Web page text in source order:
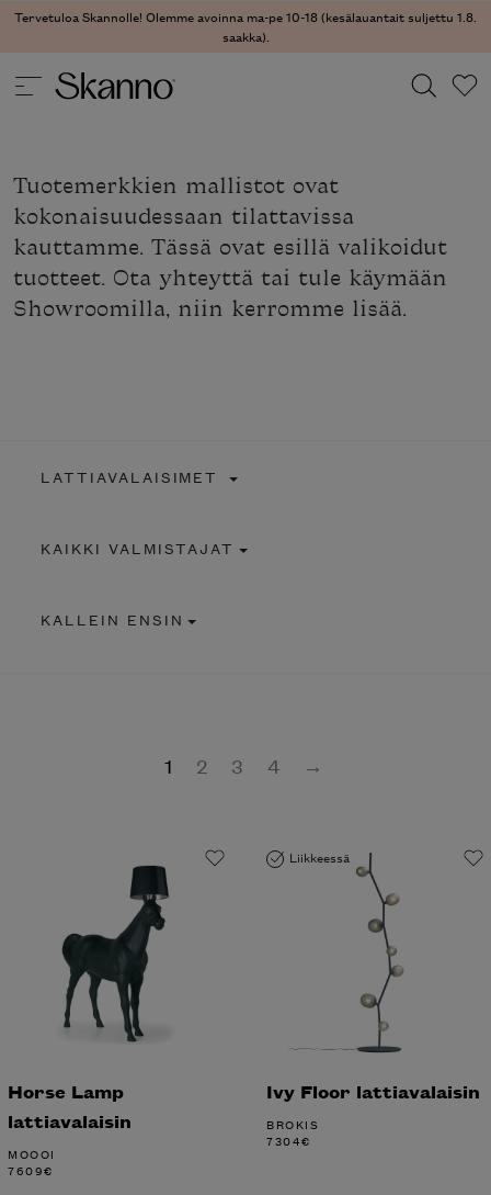
Tervetuloa Skannolle! Olemme avoinna ma-pe 10-18 (kesälauantait suljettu 1.8.
saakka).
Type 2 or more characters for results.
Tuotemerkkien mallistot ovat
kokonaisuudessaan tilattavissa
kauttamme. Tässä ovat esillä valikoidut
tuotteet. Ota yhteyttä tai tule käymään
Showroomilla, niin kerromme lisää.
LATTIAVALAISIMET
KAIKKI VALMISTAJAT
KALLEIN ENSIN
1 2 3 4 →
Horse Lamp
lattiavalaisin
MOOOI
7609€
Liikkeessä
Ivy Floor lattiavalaisin
BROKIS
7304€